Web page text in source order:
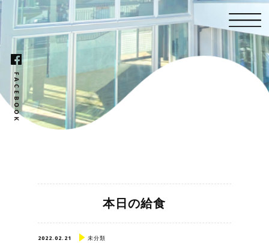
本日の給食
2022.02.21 未分類